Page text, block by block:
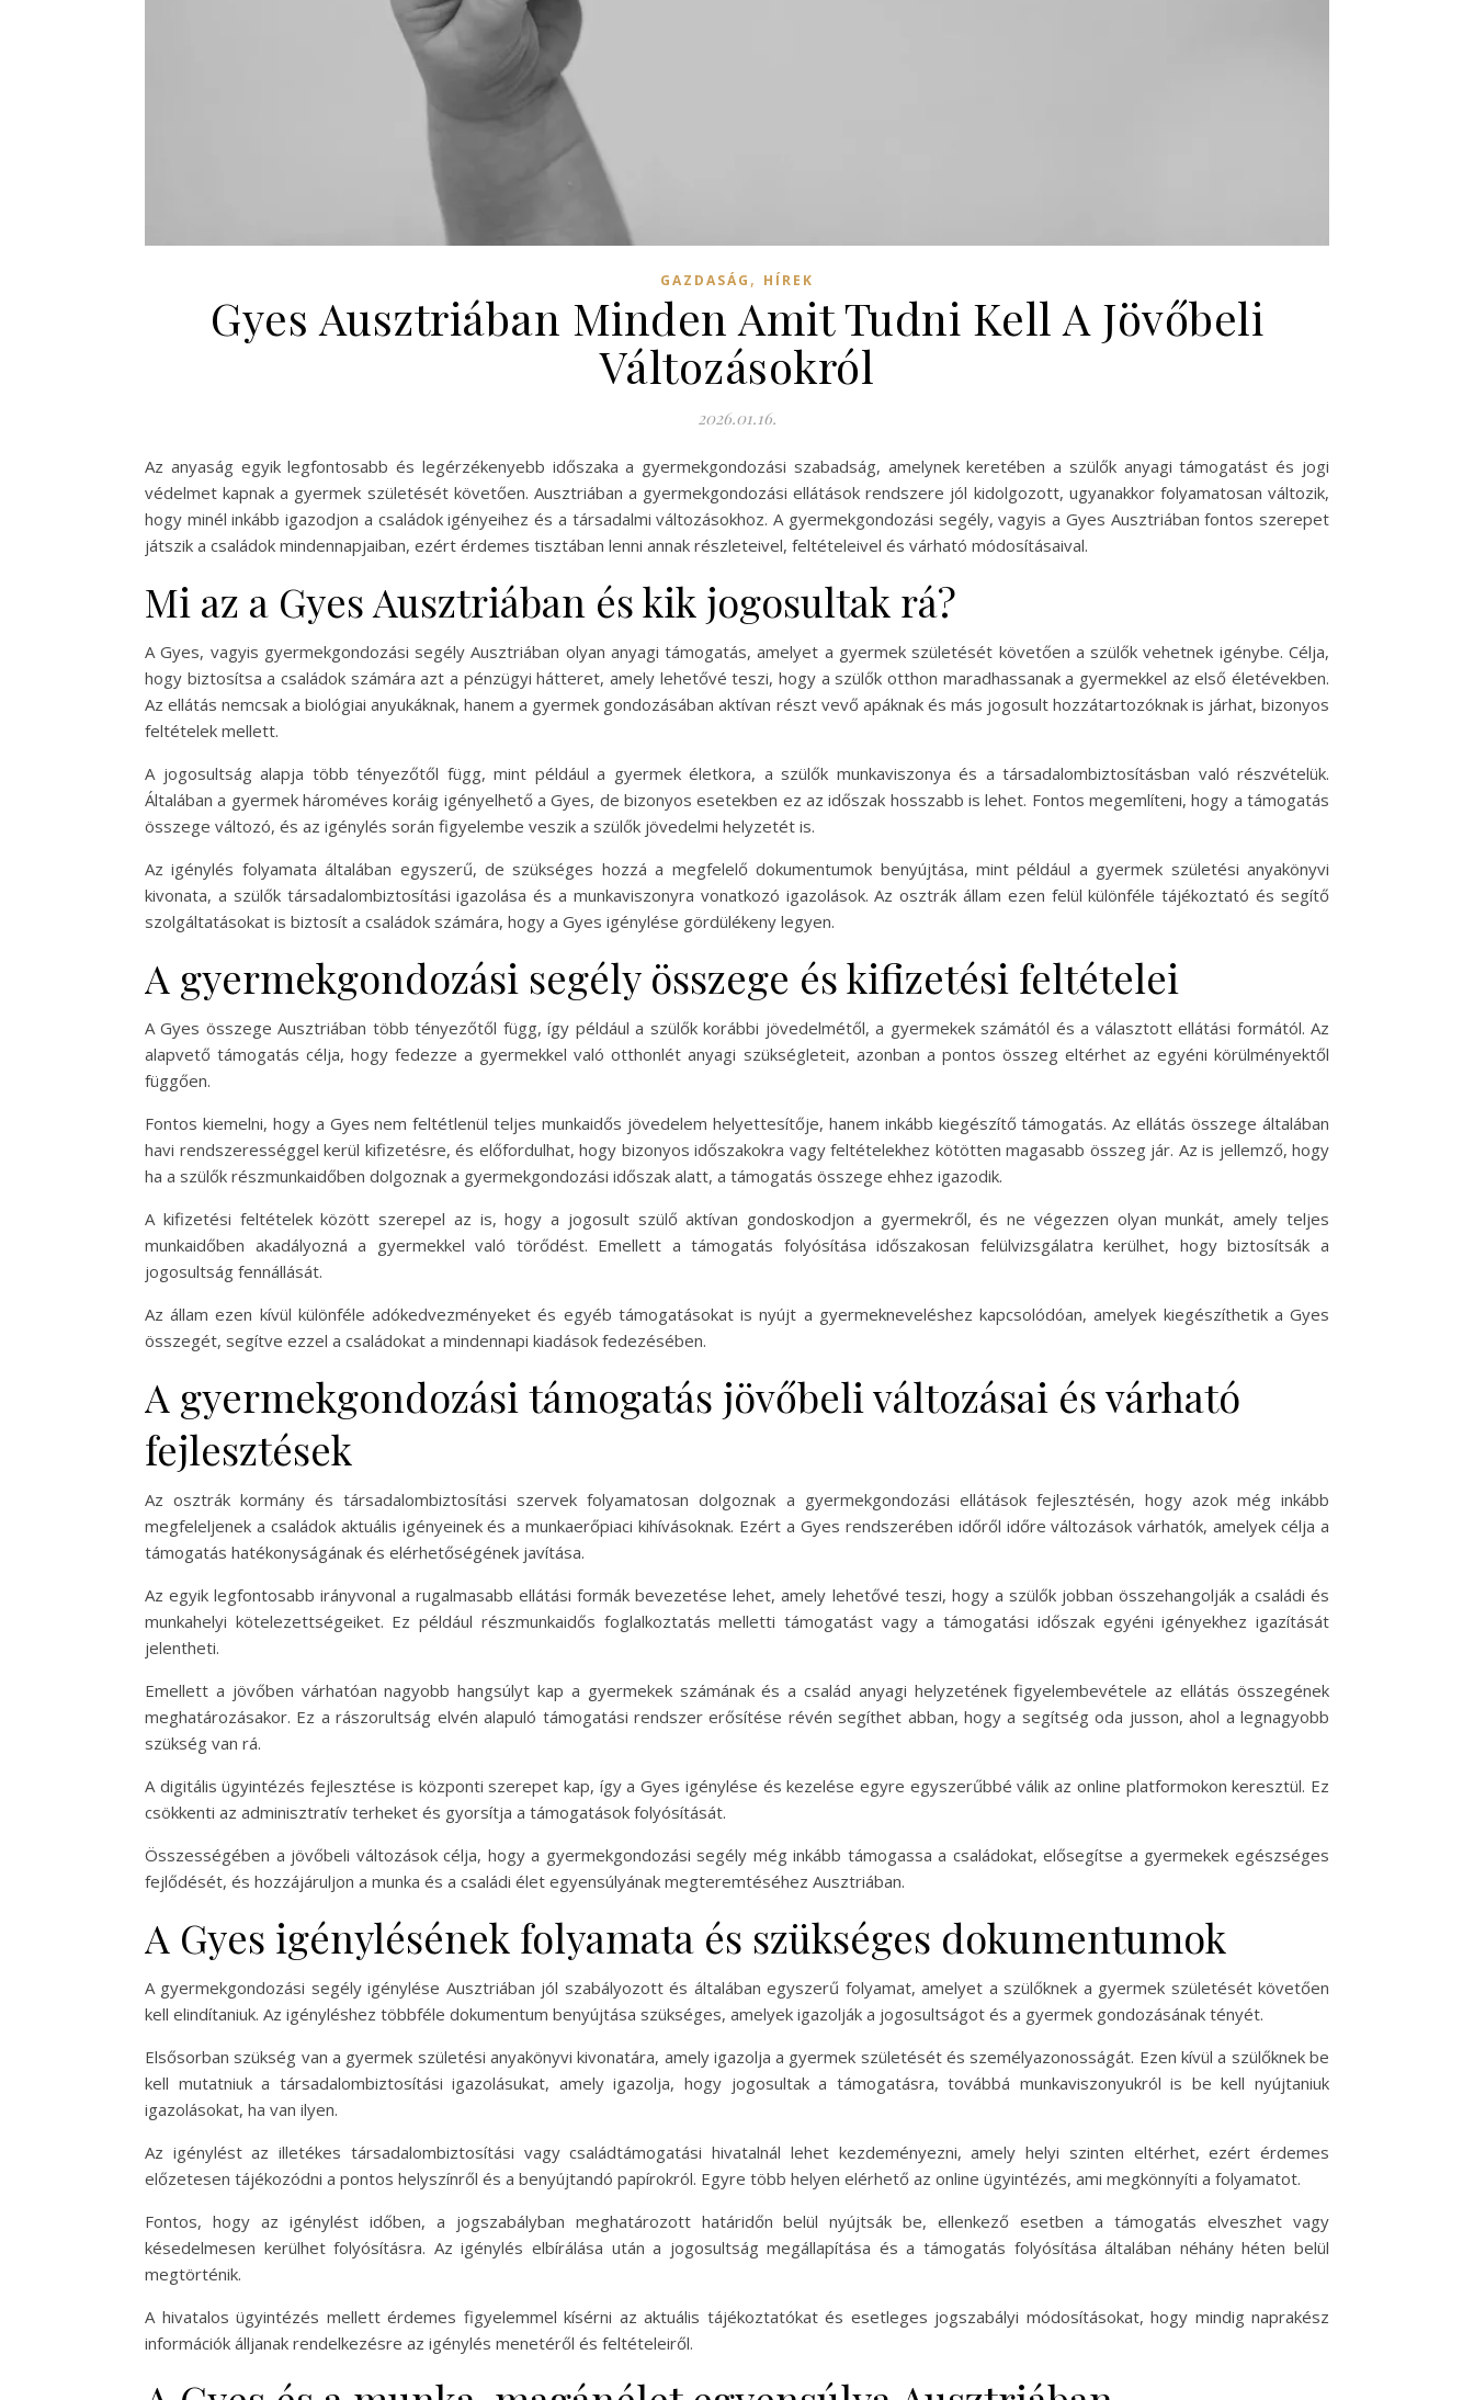
GAZDASÁG , HÍREK
Gyes Ausztriában Minden Amit Tudni Kell A Jövőbeli
Változásokról
2026.01.16.
Az anyaság egyik legfontosabb és legérzékenyebb időszaka a gyermekgondozási szabadság, amelynek keretében a szülők anyagi támogatást és jogi
védelmet kapnak a gyermek születését követően. Ausztriában a gyermekgondozási ellátások rendszere jól kidolgozott, ugyanakkor folyamatosan változik,
hogy minél inkább igazodjon a családok igényeihez és a társadalmi változásokhoz. A gyermekgondozási segély, vagyis a Gyes Ausztriában fontos szerepet
játszik a családok mindennapjaiban, ezért érdemes tisztában lenni annak részleteivel, feltételeivel és várható módosításaival.
Mi az a Gyes Ausztriában és kik jogosultak rá?
A Gyes, vagyis gyermekgondozási segély Ausztriában olyan anyagi támogatás, amelyet a gyermek születését követően a szülők vehetnek igénybe. Célja,
hogy biztosítsa a családok számára azt a pénzügyi hátteret, amely lehetővé teszi, hogy a szülők otthon maradhassanak a gyermekkel az első életévekben.
Az ellátás nemcsak a biológiai anyukáknak, hanem a gyermek gondozásában aktívan részt vevő apáknak és más jogosult hozzátartozóknak is járhat, bizonyos
feltételek mellett.
A jogosultság alapja több tényezőtől függ, mint például a gyermek életkora, a szülők munkaviszonya és a társadalombiztosításban való részvételük.
Általában a gyermek hároméves koráig igényelhető a Gyes, de bizonyos esetekben ez az időszak hosszabb is lehet. Fontos megemlíteni, hogy a támogatás
összege változó, és az igénylés során figyelembe veszik a szülők jövedelmi helyzetét is.
Az igénylés folyamata általában egyszerű, de szükséges hozzá a megfelelő dokumentumok benyújtása, mint például a gyermek születési anyakönyvi
kivonata, a szülők társadalombiztosítási igazolása és a munkaviszonyra vonatkozó igazolások. Az osztrák állam ezen felül különféle tájékoztató és segítő
szolgáltatásokat is biztosít a családok számára, hogy a Gyes igénylése gördülékeny legyen.
A gyermekgondozási segély összege és kifizetési feltételei
A Gyes összege Ausztriában több tényezőtől függ, így például a szülők korábbi jövedelmétől, a gyermekek számától és a választott ellátási formától. Az
alapvető támogatás célja, hogy fedezze a gyermekkel való otthonlét anyagi szükségleteit, azonban a pontos összeg eltérhet az egyéni körülményektől
függően.
Fontos kiemelni, hogy a Gyes nem feltétlenül teljes munkaidős jövedelem helyettesítője, hanem inkább kiegészítő támogatás. Az ellátás összege általában
havi rendszerességgel kerül kifizetésre, és előfordulhat, hogy bizonyos időszakokra vagy feltételekhez kötötten magasabb összeg jár. Az is jellemző, hogy
ha a szülők részmunkaidőben dolgoznak a gyermekgondozási időszak alatt, a támogatás összege ehhez igazodik.
A kifizetési feltételek között szerepel az is, hogy a jogosult szülő aktívan gondoskodjon a gyermekről, és ne végezzen olyan munkát, amely teljes
munkaidőben akadályozná a gyermekkel való törődést. Emellett a támogatás folyósítása időszakosan felülvizsgálatra kerülhet, hogy biztosítsák a
jogosultság fennállását.
Az állam ezen kívül különféle adókedvezményeket és egyéb támogatásokat is nyújt a gyermekneveléshez kapcsolódóan, amelyek kiegészíthetik a Gyes
összegét, segítve ezzel a családokat a mindennapi kiadások fedezésében.
A gyermekgondozási támogatás jövőbeli változásai és várható
fejlesztések
Az osztrák kormány és társadalombiztosítási szervek folyamatosan dolgoznak a gyermekgondozási ellátások fejlesztésén, hogy azok még inkább
megfeleljenek a családok aktuális igényeinek és a munkaerőpiaci kihívásoknak. Ezért a Gyes rendszerében időről időre változások várhatók, amelyek célja a
támogatás hatékonyságának és elérhetőségének javítása.
Az egyik legfontosabb irányvonal a rugalmasabb ellátási formák bevezetése lehet, amely lehetővé teszi, hogy a szülők jobban összehangolják a családi és
munkahelyi kötelezettségeiket. Ez például részmunkaidős foglalkoztatás melletti támogatást vagy a támogatási időszak egyéni igényekhez igazítását
jelentheti.
Emellett a jövőben várhatóan nagyobb hangsúlyt kap a gyermekek számának és a család anyagi helyzetének figyelembevétele az ellátás összegének
meghatározásakor. Ez a rászorultság elvén alapuló támogatási rendszer erősítése révén segíthet abban, hogy a segítség oda jusson, ahol a legnagyobb
szükség van rá.
A digitális ügyintézés fejlesztése is központi szerepet kap, így a Gyes igénylése és kezelése egyre egyszerűbbé válik az online platformokon keresztül. Ez
csökkenti az adminisztratív terheket és gyorsítja a támogatások folyósítását.
Összességében a jövőbeli változások célja, hogy a gyermekgondozási segély még inkább támogassa a családokat, elősegítse a gyermekek egészséges
fejlődését, és hozzájáruljon a munka és a családi élet egyensúlyának megteremtéséhez Ausztriában.
A Gyes igénylésének folyamata és szükséges dokumentumok
A gyermekgondozási segély igénylése Ausztriában jól szabályozott és általában egyszerű folyamat, amelyet a szülőknek a gyermek születését követően
kell elindítaniuk. Az igényléshez többféle dokumentum benyújtása szükséges, amelyek igazolják a jogosultságot és a gyermek gondozásának tényét.
Elsősorban szükség van a gyermek születési anyakönyvi kivonatára, amely igazolja a gyermek születését és személyazonosságát. Ezen kívül a szülőknek be
kell mutatniuk a társadalombiztosítási igazolásukat, amely igazolja, hogy jogosultak a támogatásra, továbbá munkaviszonyukról is be kell nyújtaniuk
igazolásokat, ha van ilyen.
Az igénylést az illetékes társadalombiztosítási vagy családtámogatási hivatalnál lehet kezdeményezni, amely helyi szinten eltérhet, ezért érdemes
előzetesen tájékozódni a pontos helyszínről és a benyújtandó papírokról. Egyre több helyen elérhető az online ügyintézés, ami megkönnyíti a folyamatot.
Fontos, hogy az igénylést időben, a jogszabályban meghatározott határidőn belül nyújtsák be, ellenkező esetben a támogatás elveszhet vagy
késedelmesen kerülhet folyósításra. Az igénylés elbírálása után a jogosultság megállapítása és a támogatás folyósítása általában néhány héten belül
megtörténik.
A hivatalos ügyintézés mellett érdemes figyelemmel kísérni az aktuális tájékoztatókat és esetleges jogszabályi módosításokat, hogy mindig naprakész
információk álljanak rendelkezésre az igénylés menetéről és feltételeiről.